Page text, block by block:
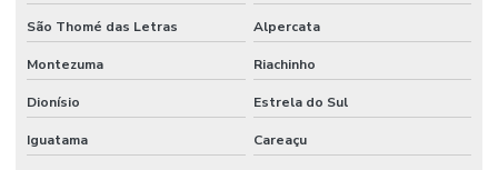
São Thomé das Letras Alpercata
Montezuma Riachinho
Dionísio Estrela do Sul
Iguatama Careaçu